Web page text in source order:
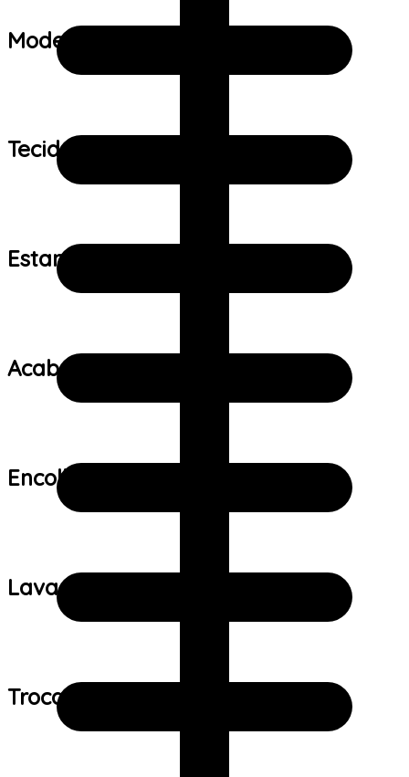
Modelo:
Tecido:
Estampa:
Acabamento:
Encolhimento:
Lavagem:
Trocas e devoluções: